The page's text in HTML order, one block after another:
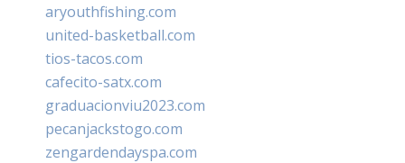
aryouthfishing.com
united-basketball.com
tios-tacos.com
cafecito-satx.com
graduacionviu2023.com
pecanjackstogo.com
zengardendayspa.com